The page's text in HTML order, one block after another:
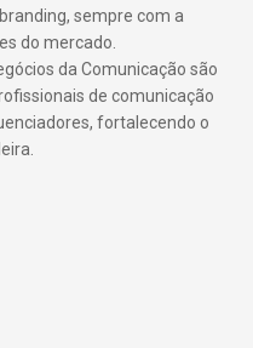
sempre com a
do mercado.
da Comunicação são
de comunicação
fortalecendo o